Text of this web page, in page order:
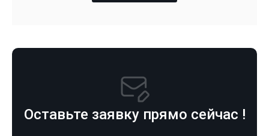
Оставьте заявку прямо сейчас !